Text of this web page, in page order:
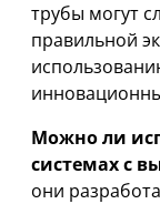
трубы могут
правильной
Можно ли
системах с
они